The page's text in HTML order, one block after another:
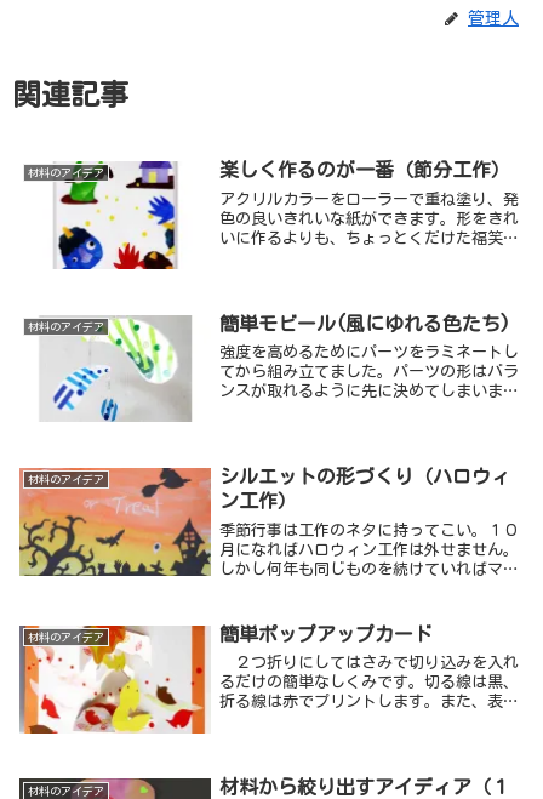
管理人
関連記事
材料のアイデア 楽しく作るのが一番（節分工作）
アクリルカラーをローラーで重ね塗り、発
色の良いきれいな紙ができます。形をきれ
いに作るよりも、ちょっとくだけた福笑い
します。
材料のアイデア 簡単モビール(風にゆれる色たち)
強度を高めるためにパーツをラミネートし
てから組み立てました。パーツの形はバラ
ンスが取れるように先に決めてしまいまし
材料のアイデア
シルエットの形づくり（ハロウィ
ン工作）
季節行事は工作のネタに持ってこい。１０
月になればハロウィン工作は外せません。
しかし何年も同じものを続けていればマン
しています。去年、今年と新しいハロウィ
ン工作を考えてみました。
材料のアイデア 簡単ポップアップカード
２つ折りにしてはさみで切り込みを入れ
るだけの簡単なしくみです。切る線は黒、
折る線は赤でプリントします。また、表紙
材料のアイデア
材料から絞り出すアイディア（１